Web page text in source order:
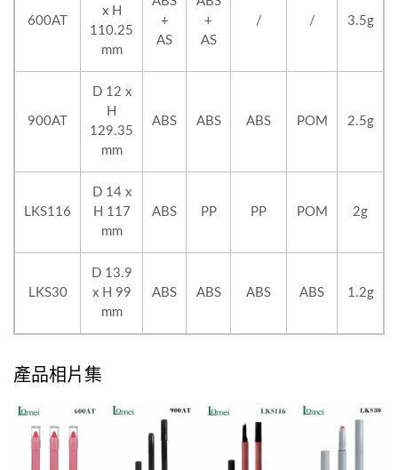
600AT
x H
110.25
mm
+
AS
+
AS
/ / 3.5g
900AT
D 12 x
H
129.35
mm
ABS ABS ABS POM 2.5g
LKS116
D 14 x
H 117
mm
ABS PP PP POM 2g
LKS30
D 13.9
x H 99
mm
ABS ABS ABS ABS 1.2g
產品相片集